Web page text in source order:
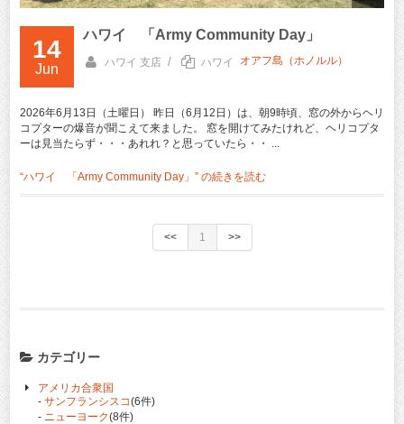
14
Jun
ハワイ 「Army Community Day」
ハワイ 支店 / ハワイ オアフ島（ホノルル）
2026年6月13日（土曜日） 昨日（6月12日）は、朝9時頃、窓の外からヘリ
コプターの爆音が聞こえて来ました。 窓を開けてみたけれど、ヘリコプタ
ーは見当たらず・・・あれれ？と思っていたら・・ ...
“ハワイ 「Army Community Day」” の続きを読む
<< 1 >>
カテゴリー
アメリカ合衆国
- サンフランシスコ(6件)
- ニューヨーク(8件)